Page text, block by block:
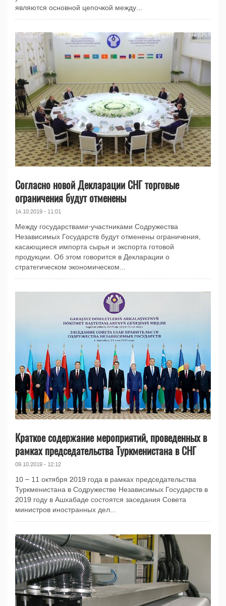
являются основной цепочкой между...
Согласно новой Декларации СНГ торговые
ограничения будут отменены
14.10.2019 - 11:01
Между государствами-участниками Содружества
Независимых Государств будут отменены ограничения,
касающиеся импорта сырья и экспорта готовой
продукции. Об этом говорится в Декларации о
стратегическом экономическом...
Краткое содержание мероприятий, проведенных в
рамках председательства Туркменистана в СНГ
09.10.2019 - 12:12
10 – 11 октября 2019 года в рамках председательства
Туркменистана в Содружестве Независимых Государств в
2019 году в Ашхабаде состоятся заседания Совета
министров иностранных дел...